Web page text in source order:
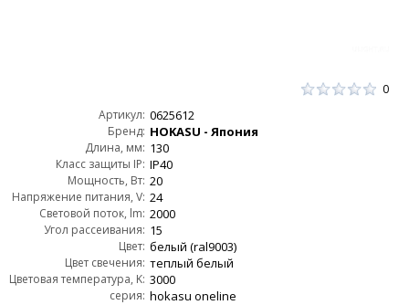
0
Артикул: 0625612
Бренд: HOKASU - Япония
Длина, мм: 130
Класс защиты IP: IP40
Мощность, Вт: 20
Напряжение питания, V: 24
Световой поток, lm: 2000
Угол рассеивания: 15
Цвет: белый (ral9003)
Цвет свечения: теплый белый
Цветовая температура, K: 3000
серия: hokasu oneline